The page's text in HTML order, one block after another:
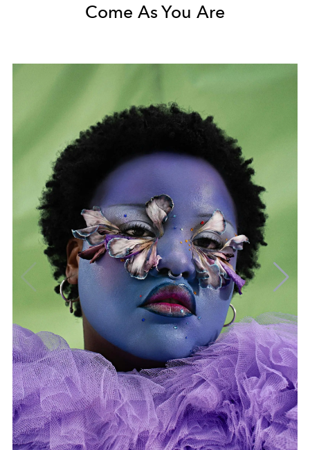
Come As You Are